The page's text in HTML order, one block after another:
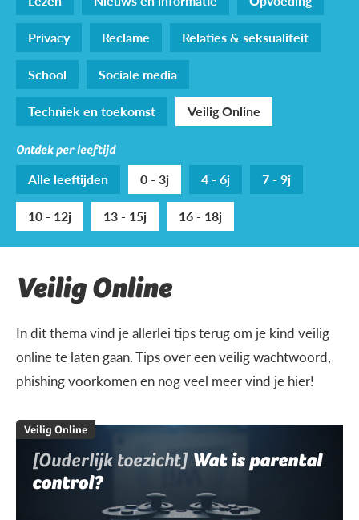
Privacy
Reclame
Relaties & seksualiteit
School
Sociale media
Techniek en toekomst
Veilig Online
Ontdek per leeftijd
Alle leeftijden 0 - 3j 4 - 6j
7 - 9j
10 - 12j
13 - 15j 16 - 18j
Veilig Online
In dit thema vind je allerlei tips terug om je kind veilig
online te laten gaan. Tips over een veilig wachtwoord,
phishing voorkomen en nog veel meer vind je hier!
Veilig Online
[Ouderlijk toezicht] Wat is parental
control?